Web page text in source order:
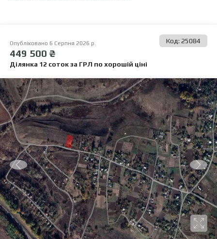
Опубліковано 6 Серпня 2026 р. Код: 25084
449 500 ₴
Ділянка 12 соток за ГРЛ по хорошій ціні